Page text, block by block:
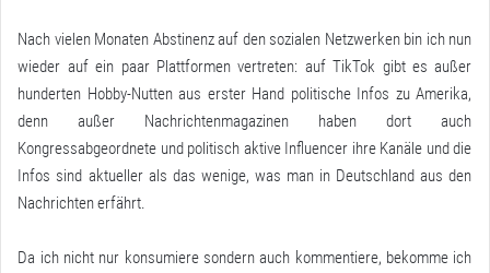
Nach vielen Monaten Abstinenz auf den sozialen Netzwerken bin ich nun
wieder auf ein paar Plattformen vertreten: auf TikTok gibt es außer
hunderten Hobby-Nutten aus erster Hand politische Infos zu Amerika,
denn außer Nachrichtenmagazinen haben dort auch
Kongressabgeordnete und politisch aktive Influencer ihre Kanäle und die
Infos sind aktueller als das wenige, was man in Deutschland aus den
Nachrichten erfährt.
Da ich nicht nur konsumiere sondern auch kommentiere, bekomme ich